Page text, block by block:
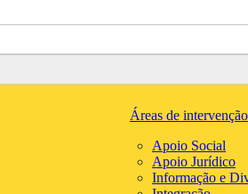
Áreas de intervenção
Apoio Social
Apoio Jurídico
Informação e